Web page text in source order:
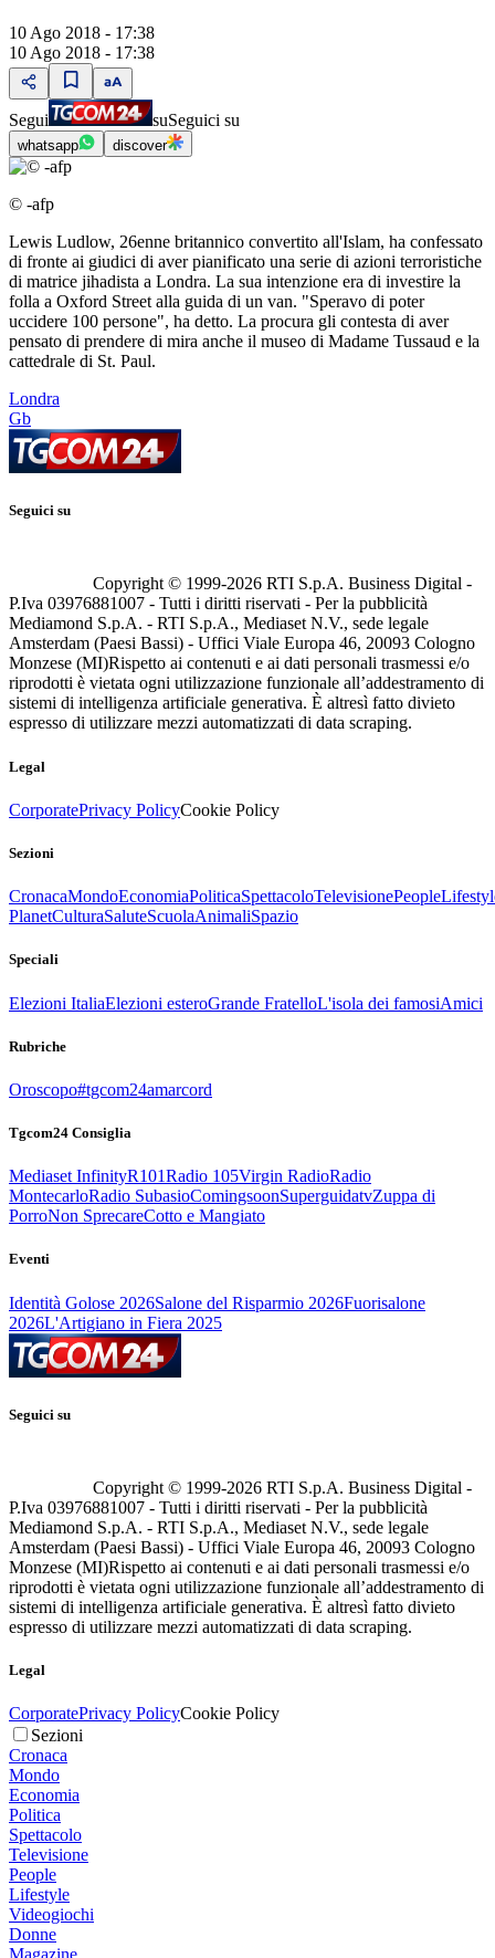
10 Ago 2018 - 17:38
10 Ago 2018 - 17:38
Segui suSeguici su
whatsapp discover
© -afp
Lewis Ludlow, 26enne britannico convertito all'Islam, ha confessato
di fronte ai giudici di aver pianificato una serie di azioni terroristiche
di matrice jihadista a Londra. La sua intenzione era di investire la
folla a Oxford Street alla guida di un van. "Speravo di poter
uccidere 100 persone", ha detto. La procura gli contesta di aver
pensato di prendere di mira anche il museo di Madame Tussaud e la
cattedrale di St. Paul.
Londra
Gb
Seguici su
Copyright © 1999-2026 RTI S.p.A. Business Digital -
P.Iva 03976881007 - Tutti i diritti riservati - Per la pubblicità
Mediamond S.p.A. - RTI S.p.A., Mediaset N.V., sede legale
Amsterdam (Paesi Bassi) - Uffici Viale Europa 46, 20093 Cologno
Monzese (MI)Rispetto ai contenuti e ai dati personali trasmessi e/o
riprodotti è vietata ogni utilizzazione funzionale all’addestramento di
sistemi di intelligenza artificiale generativa. È altresì fatto divieto
espresso di utilizzare mezzi automatizzati di data scraping.
Legal
CorporatePrivacy PolicyCookie Policy
Sezioni
CronacaMondoEconomiaPoliticaSpettacoloTelevisionePeople
PlanetCulturaSaluteScuolaAnimaliSpazio
Speciali
Elezioni ItaliaElezioni esteroGrande FratelloL'isola dei famosiAmici
Rubriche
Oroscopo#tgcom24amarcord
Tgcom24 Consiglia
Mediaset InfinityR101Radio 105Virgin RadioRadio
MontecarloRadio SubasioComingsoonSuperguidatvZuppa di
PorroNon SprecareCotto e Mangiato
Eventi
Identità Golose 2026Salone del Risparmio 2026Fuorisalone
2026L'Artigiano in Fiera 2025
Seguici su
Copyright © 1999-2026 RTI S.p.A. Business Digital -
P.Iva 03976881007 - Tutti i diritti riservati - Per la pubblicità
Mediamond S.p.A. - RTI S.p.A., Mediaset N.V., sede legale
Amsterdam (Paesi Bassi) - Uffici Viale Europa 46, 20093 Cologno
Monzese (MI)Rispetto ai contenuti e ai dati personali trasmessi e/o
riprodotti è vietata ogni utilizzazione funzionale all’addestramento di
sistemi di intelligenza artificiale generativa. È altresì fatto divieto
espresso di utilizzare mezzi automatizzati di data scraping.
Legal
CorporatePrivacy PolicyCookie Policy
Sezioni
Cronaca
Mondo
Economia
Politica
Spettacolo
Televisione
People
Lifestyle
Videogiochi
Donne